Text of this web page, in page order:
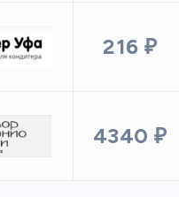
216 ₽
4340 ₽